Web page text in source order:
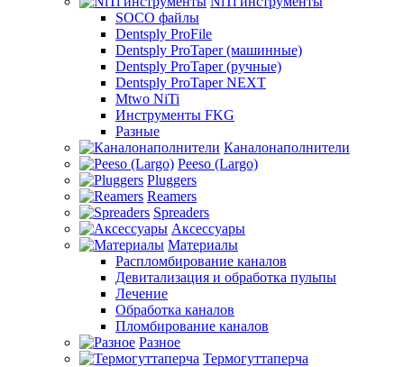
SOCO файлы
Dentsply ProFile
Dentsply ProTaper (машинные)
Dentsply ProTaper (ручные)
Dentsply ProTaper NEXT
Mtwo NiTi
Инструменты FKG
Разные
Каналонаполнители
Peeso (Largo)
Pluggers
Reamers
Spreaders
Аксессуары
Материалы
Распломбирование каналов
Девитализация и обработка пульпы
Лечение
Обработка каналов
Пломбирование каналов
Разное
Термогуттаперча